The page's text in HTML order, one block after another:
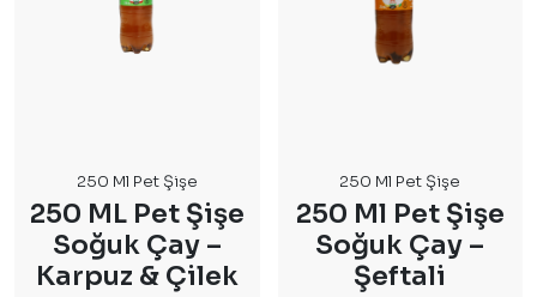
250 Ml Pet Şişe
250 ML Pet Şişe
Soğuk Çay –
Karpuz & Çilek
250 Ml Pet Şişe
250 Ml Pet Şişe
Soğuk Çay –
Şeftali